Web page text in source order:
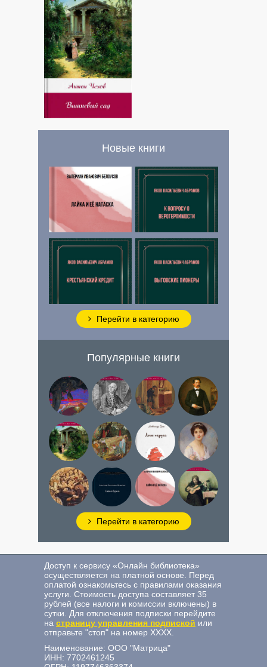
Новые книги
Перейти в категорию
Популярные книги
Добрыня
и змей
Ломоносов
в истории
русской
Преступление
и наказание
Обломов
Вишневый
сад
Спящая
царевна
Алые
паруса
Война
и мир.
Книга
1
Горе
от
ума
бурко
Лайка и
её
натаска
На
дне
Перейти в категорию
Доступ к сервису «Онлайн библиотека»
осуществляется на платной основе. Перед
оплатой ознакомьтесь с правилами оказания
услуги. Стоимость доступа составляет 35
рублей (все налоги и комиссии включены) в
сутки. Для отключения подписки перейдите
на страницу управления подпиской или
отправьте "стоп" на номер ХХХХ.
Наименование: ООО "Матрица"
ИНН: 7702461245